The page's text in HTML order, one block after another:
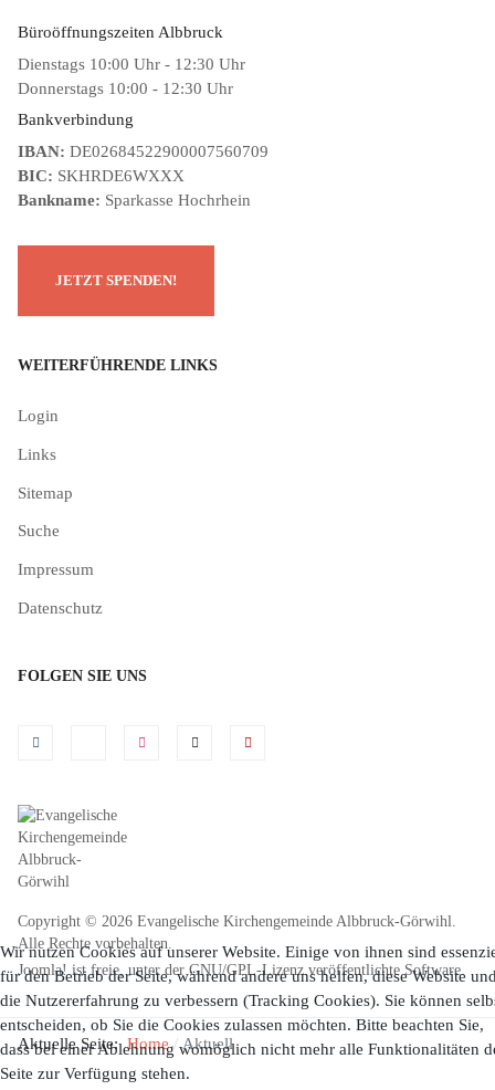
Büroöffnungszeiten Albbruck
Dienstags 10:00 Uhr - 12:30 Uhr
Donnerstags 10:00 - 12:30 Uhr
Bankverbindung
IBAN: DE02684522900007560709
BIC: SKHRDE6WXXX
Bankname: Sparkasse Hochrhein
WEITERFÜHRENDE LINKS
Login
Links
Sitemap
Suche
Impressum
Datenschutz
FOLGEN SIE UNS
Copyright © 2026 Evangelische Kirchengemeinde Albbruck-Görwihl.
Alle Rechte vorbehalten.
Joomla!ist freie, unter derGNU/GPL-Lizenzveröffentlichte Software.
Aktuelle Seite:Home Aktuell
Wir nutzen Cookies auf unserer Website. Einige von ihnen sind
für den Betrieb der Seite, während andere uns helfen, diese Website
die Nutzererfahrung zu verbessern (Tracking Cookies). Sie können
entscheiden, ob Sie die Cookies zulassen möchten. Bitte beachten Sie,
dass bei einer Ablehnung womöglich nicht mehr alle Funktionalitäten
Seite zur Verfügung stehen.